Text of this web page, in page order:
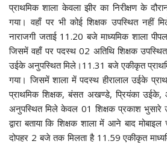
प्राथमिक शाला केवला झीर का निरीक्षण के
गया। वहाँ पर भी कोई शिक्षक उपस्थित नहीं
नाराजगी जताई 11.20 बजे माध्यमिक शाला
जिसमें वहाँ पर पदस्थ 02 अतिथि शिक्षक
उईके अनुपस्थित मिले।11.31 बजे एकीकृत
गया। जिसमें शाला में पदस्थ हीरालाल उईके
प्राथमिक शिक्षक, बंसत अखण्डे, प्रियंका उईके,
अनुपस्थित मिले केवल 01 शिक्षक प्रकाश भुसारे
द्वारा बताया कि शिक्षक शाला में आने बाद
दोपहर 2 बजे तक मिलता है 11.59 एकीकृत